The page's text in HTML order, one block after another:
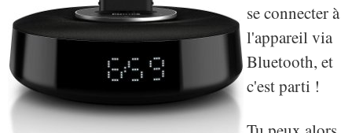
se connecter à
l'appareil via
Bluetooth, et
c'est parti !